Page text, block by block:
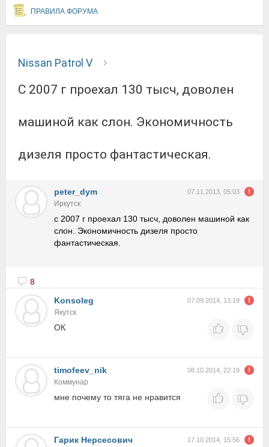
ПРАВИЛА ФОРУМА
Nissan Patrol V
с 2007 г проехал 130 тысч, доволен
машиной как слон. Экономичность
дизеля просто фантастическая.
peter_dym 07.11.2013, 05:03
Иркутск
с 2007 г проехал 130 тысч, доволен машиной как
слон. Экономичность дизеля просто
фантастическая.
8
Konsoleg
07.09.2014, 13:19
Якутск
ОК
timofeev_nik 08.10.2014, 22:19
Коммунар
мне почему то тяга не нравится
Гарик Нерсесович 17.10.2014, 15:56